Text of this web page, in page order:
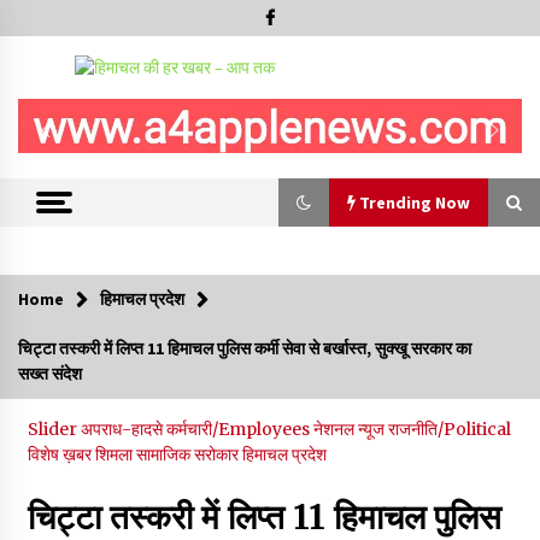
Trending Now
5 किलो अफीम डोडा/पोस्त बरामदगी मामले में कुल्लू सैंज से मुख्य सप्लायर
गिरफ्तार
सुधीर शर्मा अपनी बोल-वाणी सुधारें, हिमाचली संस्कृति के अनुरूप करें भाषा का
प्रयोग- राजेश धर्माणी
08/08/2026
Home हिमाचल प्रदेश
चिट्टा तस्करी में लिप्त 11 हिमाचल पुलिस कर्मी सेवा से बर्खास्त, सुक्खू सरकार का
सख्त संदेश
Sliderअपराध-हादसेकर्मचारी/Employeesनेशनल न्यूजराजनीति/Political
विशेष ख़बरशिमलासामाजिक सरोकारहिमाचल प्रदेश
चिट्टा तस्करी में लिप्त 11 हिमाचल पुलिस